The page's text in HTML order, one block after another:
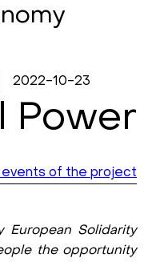
2022-10-23
Power
of the project
European Solidarity
the opportunity